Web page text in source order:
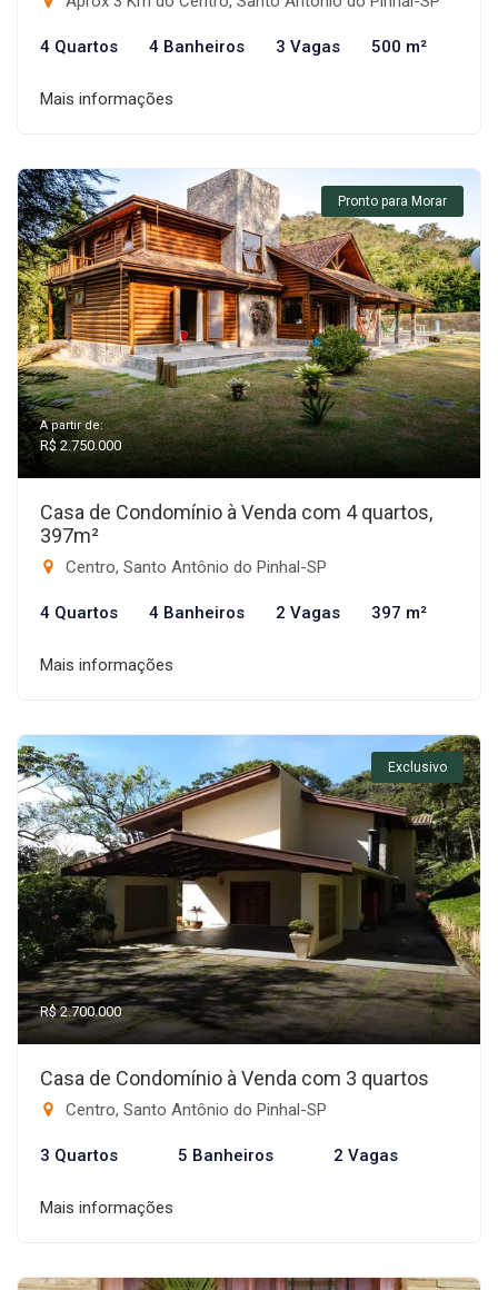
4 Quartos 4 Banheiros 3 Vagas 500 m²
Mais informações
Pronto para Morar
A partir de:
R$ 2.750.000
Casa de Condomínio à Venda com 4 quartos,
397m²
Centro, Santo Antônio do Pinhal-SP
4 Quartos 4 Banheiros 2 Vagas 397 m²
Mais informações
Exclusivo
R$ 2.700.000
Casa de Condomínio à Venda com 3 quartos
Centro, Santo Antônio do Pinhal-SP
3 Quartos 5 Banheiros 2 Vagas
Mais informações